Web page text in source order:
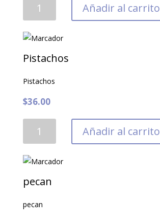
Añadir al carrito
Pistachos
Pistachos
$36.00
cantidad
Añadir al carrito
pecan
pecan